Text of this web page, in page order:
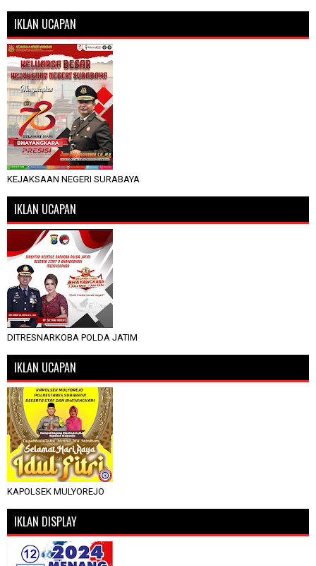
IKLAN UCAPAN
KEJAKSAAN NEGERI SURABAYA
IKLAN UCAPAN
DITRESNARKOBA POLDA JATIM
IKLAN UCAPAN
KAPOLSEK MULYOREJO
IKLAN DISPLAY